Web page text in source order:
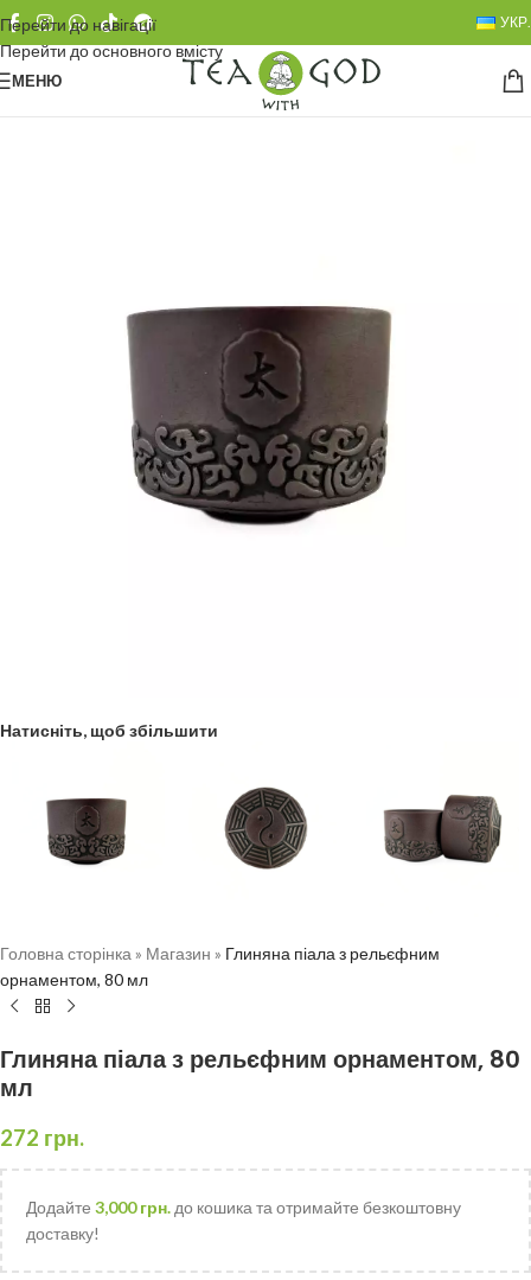
Перейти до навігації
Перейти до основного вмісту
УКР.
МЕНЮ
Натисніть, щоб збільшити
Головна сторінка » Магазин » Глиняна піала з рельєфним
орнаментом, 80 мл
Глиняна піала з рельєфним орнаментом, 80
мл
272 грн.
Додайте 3,000грн. до кошика та отримайте безкоштовну
доставку!